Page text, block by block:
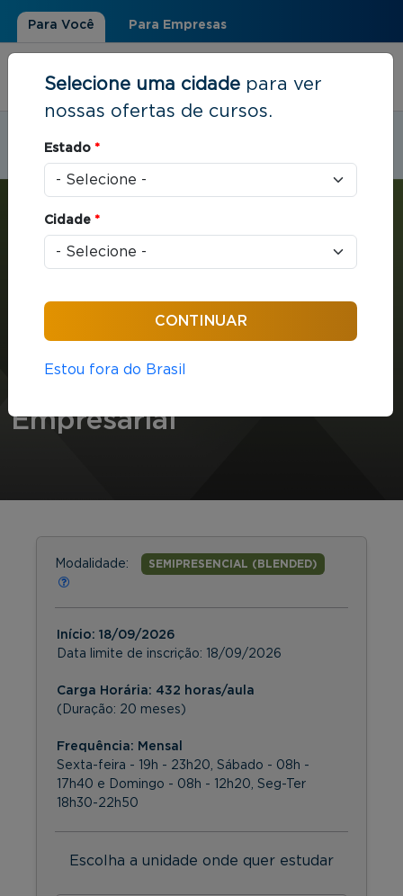
Para Você Para Empresas
Estudar em:Dourados, MS
Você está aqui
Empresarial
Modalidade: SEMIPRESENCIAL (BLENDED)
Início: 18/09/2026
Data limite de inscrição: 18/09/2026
Carga Horária: 432 horas/aula
(Duração: 20 meses)
Frequência: Mensal
Sexta-feira - 19h - 23h20, Sábado - 08h -
17h40 e Domingo - 08h - 12h20, Seg-Ter
18h30-22h50
Escolha a unidade onde quer estudar
Selecione uma cidade para ver
nossas ofertas de cursos.
Estado *
Cidade *
Estou fora do Brasil